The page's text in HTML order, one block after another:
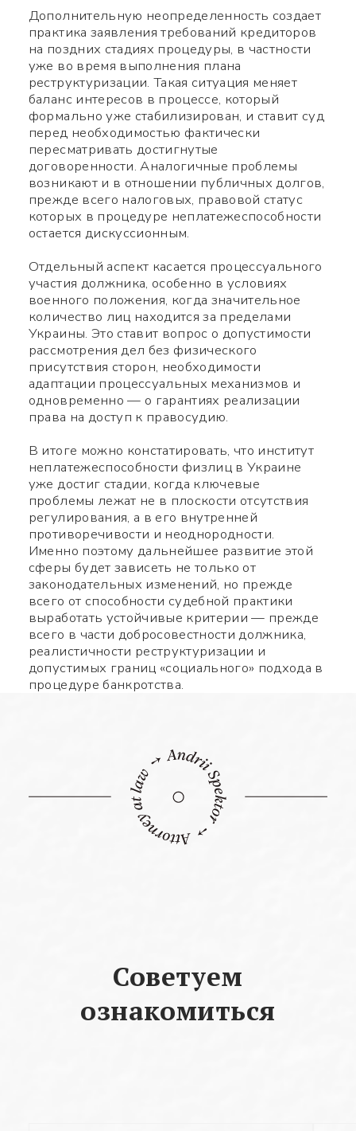
Дополнительную неопределенность создает
практика заявления требований кредиторов
на поздних стадиях процедуры, в частности
уже во время выполнения плана
реструктуризации. Такая ситуация меняет
баланс интересов в процессе, который
формально уже стабилизирован, и ставит суд
перед необходимостью фактически
пересматривать достигнутые
договоренности. Аналогичные проблемы
возникают и в отношении публичных долгов,
прежде всего налоговых, правовой статус
которых в процедуре неплатежеспособности
остается дискуссионным.
Отдельный аспект касается процессуального
участия должника, особенно в условиях
военного положения, когда значительное
количество лиц находится за пределами
Украины. Это ставит вопрос о допустимости
рассмотрения дел без физического
присутствия сторон, необходимости
адаптации процессуальных механизмов и
одновременно — о гарантиях реализации
права на доступ к правосудию.
В итоге можно констатировать, что институт
неплатежеспособности физлиц в Украине
уже достиг стадии, когда ключевые
проблемы лежат не в плоскости отсутствия
регулирования, а в его внутренней
противоречивости и неоднородности.
Именно поэтому дальнейшее развитие этой
сферы будет зависеть не только от
законодательных изменений, но прежде
всего от способности судебной практики
выработать устойчивые критерии — прежде
всего в части добросовестности должника,
реалистичности реструктуризации и
допустимых границ «социального» подхода в
процедуре банкротства.
Советуем
ознакомиться
Имя *
Заполните нужные поля
Используйте ваш смартфон
чтобы считать QR-code,
после чего сможете
добавить меня в контакты.